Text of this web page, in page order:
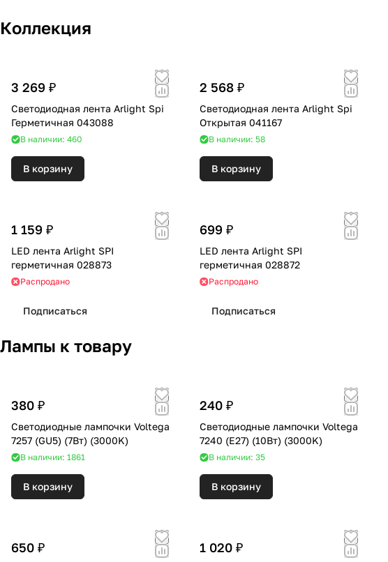
Коллекция
3 269 ₽
Светодиодная лента Arlight Spi
Герметичная 043088
В наличии: 460
В корзину
2 568 ₽
Светодиодная лента Arlight Spi
Открытая 041167
В наличии: 58
В корзину
1 159 ₽
LED лента Arlight SPI
герметичная 028873
Распродано
Подписаться
699 ₽
LED лента Arlight SPI
герметичная 028872
Распродано
Подписаться
Лампы к товару
380 ₽
Светодиодные лампочки Voltega
7257 (GU5) (7Вт) (3000K)
В наличии: 1861
В корзину
240 ₽
Светодиодные лампочки Voltega
7240 (E27) (10Вт) (3000K)
В наличии: 35
В корзину
650 ₽ 1 020 ₽